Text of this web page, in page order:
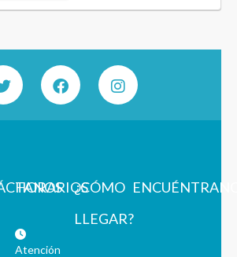
HORARIOS
Atención
¿CÓMO
LLEGAR?